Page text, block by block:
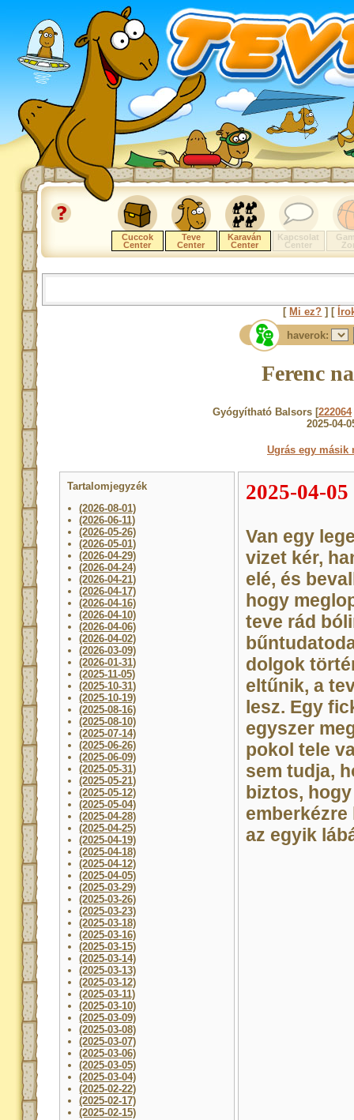
Cuccok
Center
Teve
Center
Karaván
Center
Kapcsolat
Center
[ Mi ez? ] [
haverok:
Ferenc
Gyógyítható Balsors [222064
2025-04-
Ugrás egy másik
Tartalomjegyzék
(2026-08-01)
(2026-06-11)
(2026-05-26)
(2026-05-01)
(2026-04-29)
(2026-04-24)
(2026-04-21)
(2026-04-17)
(2026-04-16)
(2026-04-10)
(2026-04-06)
(2026-04-02)
(2026-03-09)
(2026-01-31)
(2025-11-05)
(2025-10-31)
(2025-10-19)
(2025-08-16)
(2025-08-10)
(2025-07-14)
(2025-06-26)
(2025-06-09)
(2025-05-31)
(2025-05-21)
(2025-05-12)
(2025-05-04)
(2025-04-28)
(2025-04-25)
(2025-04-19)
(2025-04-18)
(2025-04-12)
(2025-04-05)
(2025-03-29)
(2025-03-26)
(2025-03-23)
(2025-03-18)
(2025-03-16)
(2025-03-15)
(2025-03-14)
(2025-03-13)
(2025-03-12)
(2025-03-11)
(2025-03-10)
(2025-03-09)
(2025-03-08)
(2025-03-07)
(2025-03-06)
(2025-03-05)
(2025-03-04)
(2025-02-22)
(2025-02-17)
(2025-02-15)
2025-04-05
Van egy
vizet kér,
elé, és
hogy
teve rád
dolgok
eltűnik, a
lesz. Egy
egyszer
pokol tele
sem tudja,
biztos,
az egyik